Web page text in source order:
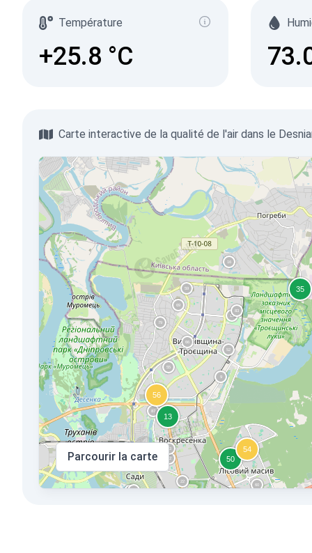
Température
+25.8 °C
Carte interactive de la qualité de l'air dans le
Parcourir la carte